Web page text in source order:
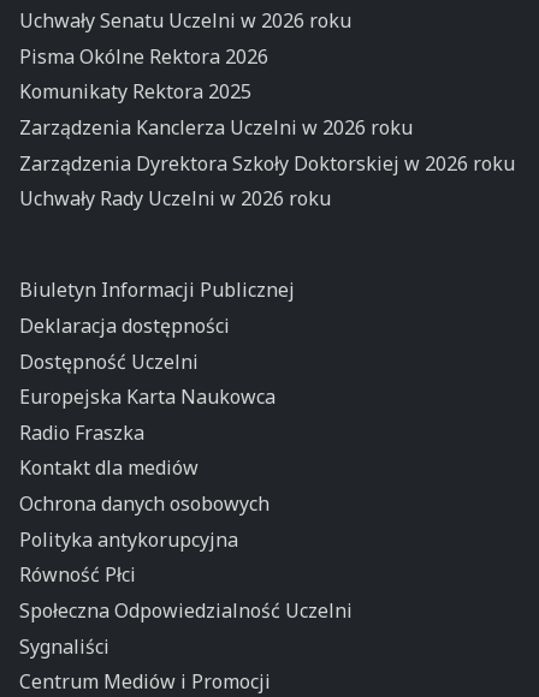
Uchwały Senatu Uczelni w 2026 roku
Pisma Okólne Rektora 2026
Komunikaty Rektora 2025
Zarządzenia Kanclerza Uczelni w 2026 roku
Zarządzenia Dyrektora Szkoły Doktorskiej w 2026 roku
Uchwały Rady Uczelni w 2026 roku
Biuletyn Informacji Publicznej
Deklaracja dostępności
Dostępność Uczelni
Europejska Karta Naukowca
Radio Fraszka
Kontakt dla mediów
Ochrona danych osobowych
Polityka antykorupcyjna
Równość Płci
Społeczna Odpowiedzialność Uczelni
Sygnaliści
Centrum Mediów i Promocji